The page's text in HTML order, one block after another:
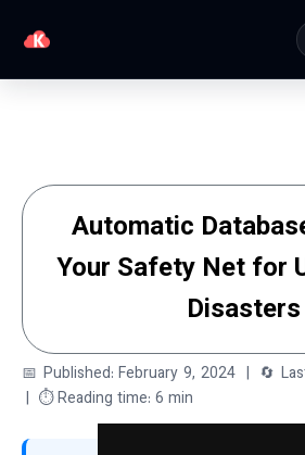
Automatic
Your Safety Net for
Disasters
📅 Published: February 9, 2024 | 🔄
| ⏱ Reading time: 6 min